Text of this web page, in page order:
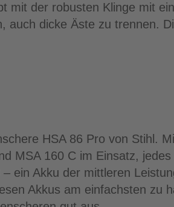
mit der robusten Klinge mit
dicke Äste zu trennen.
HSA 86 Pro von Stihl.
MSA 160 C im Einsatz,
ein Akku der mittleren
Akkus am einfachsten zu